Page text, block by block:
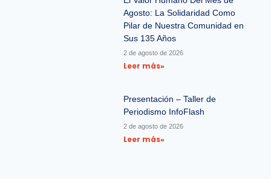
Agosto: La Solidaridad Como
Pilar de Nuestra Comunidad en
Sus 135 Años
2 de agosto de 2026
Leer más»
Presentación – Taller de
Periodismo InfoFlash
2 de agosto de 2026
Leer más»